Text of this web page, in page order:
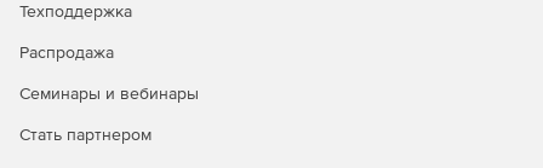
Техподдержка
Распродажа
Семинары и вебинары
Стать партнером